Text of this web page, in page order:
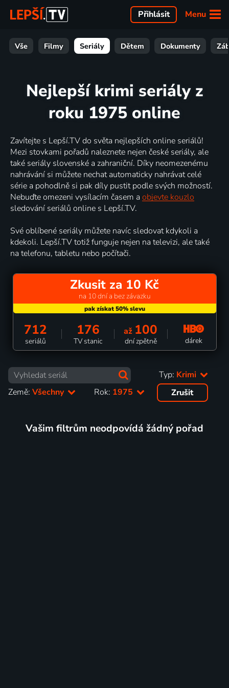
Menu
Přihlásit
Vše Filmy Seriály Dětem Dokumenty
Nejlepší krimi seriály z
roku 1975 online
Zavítejte s Lepší.TV do světa nejlepších online seriálů!
Mezi stovkami pořadů naleznete nejen české seriály, ale
také seriály slovenské a zahraniční. Díky neomezenému
nahrávání si můžete nechat automaticky nahrávat celé
série a pohodlně si pak díly pustit podle svých možností.
Nebuďte omezeni vysílacím časem a objevte kouzlo
sledování seriálů online s Lepší.TV.
Své oblíbené seriály můžete navíc sledovat kdykoli a
kdekoli. Lepší.TV totiž funguje nejen na televizi, ale také
na telefonu, tabletu nebo počítači.
Zkusit za 10 Kč
na 10 dní a bez závazku
712
seriálů
176
TV stanic
až 100
dní zpětně dárek
Typ: Krimi
Země: Všechny Rok: 1975 Zrušit
Vašim filtrům neodpovídá žádný pořad